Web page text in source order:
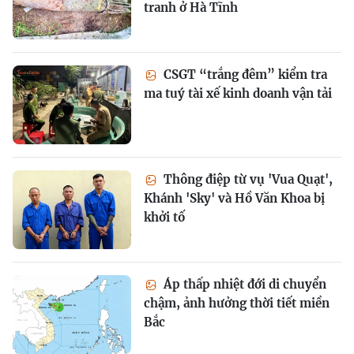
tranh ở Hà Tĩnh
CSGT “trắng đêm” kiểm tra
ma tuý tài xế kinh doanh vận tải
Thông điệp từ vụ 'Vua Quạt',
Khánh 'Sky' và Hồ Văn Khoa bị
khởi tố
Áp thấp nhiệt đới di chuyển
chậm, ảnh hưởng thời tiết miền
Bắc